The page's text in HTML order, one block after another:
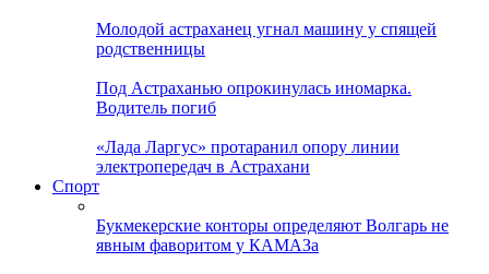
Молодой астраханец угнал машину у спящей
родственницы
Под Астраханью опрокинулась иномарка.
Водитель погиб
«Лада Ларгус» протаранил опору линии
электропередач в Астрахани
Спорт
Букмекерские конторы определяют Волгарь не
явным фаворитом у КАМАЗа